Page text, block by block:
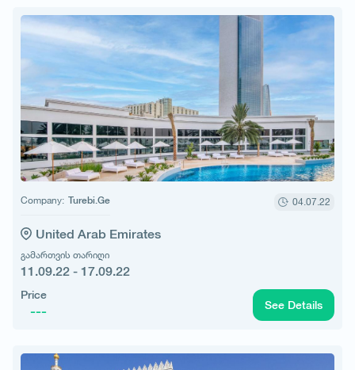
Company: Turebi.Ge 04.07.22
United Arab Emirates
გამართვის თარიღი
11.09.22 - 17.09.22
Price
--- See Details